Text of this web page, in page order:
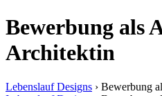
Bewerbung als
Architektin
Lebenslauf Designs › Bewerbung